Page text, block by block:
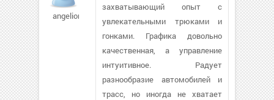
angelion576
захватывающий опыт с
увлекательными трюками и
гонками. Графика довольно
качественная, а управление
интуитивное. Радует
разнообразие автомобилей и
трасс, но иногда не хватает